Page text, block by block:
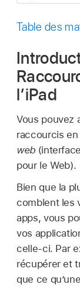
ce
Table des
l’iPad
Vous pouvez
raccourcis
web
pour le Web).
Bien que la
comblent les
apps, vous
vos
celle-ci. Par
récupérer et
que ce